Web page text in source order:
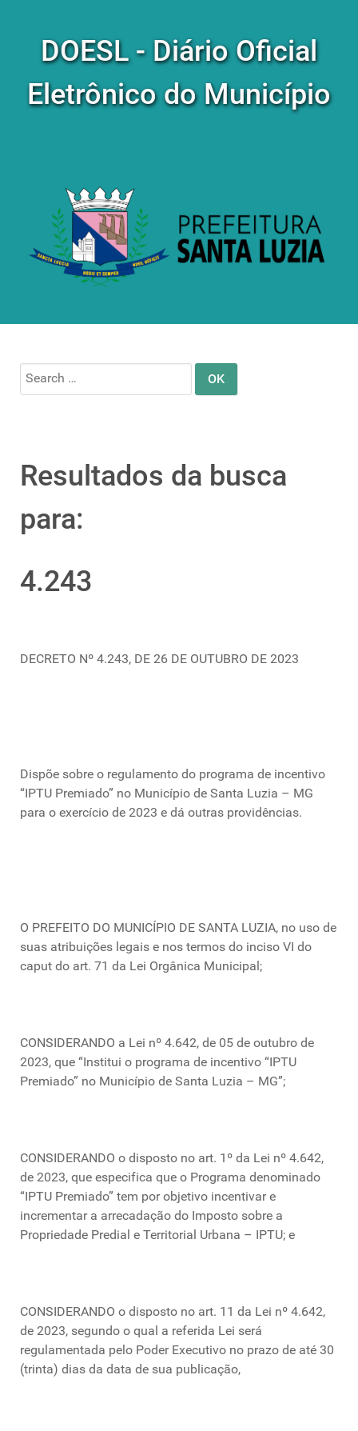
DOESL - Diário Oficial
Eletrônico do Município
Search
for:
Resultados da busca
para:
4.243
DECRETO Nº 4.243, DE 26 DE OUTUBRO DE 2023
Dispõe sobre o regulamento do programa de incentivo
“IPTU Premiado” no Município de Santa Luzia – MG
para o exercício de 2023 e dá outras providências.
O PREFEITO DO MUNICÍPIO DE SANTA LUZIA, no uso de
suas atribuições legais e nos termos do inciso VI do
caput do art. 71 da Lei Orgânica Municipal;
CONSIDERANDO a Lei nº 4.642, de 05 de outubro de
2023, que “Institui o programa de incentivo “IPTU
Premiado” no Município de Santa Luzia – MG”;
CONSIDERANDO o disposto no art. 1º da Lei nº 4.642,
de 2023, que especifica que o Programa denominado
“IPTU Premiado” tem por objetivo incentivar e
incrementar a arrecadação do Imposto sobre a
Propriedade Predial e Territorial Urbana – IPTU; e
CONSIDERANDO o disposto no art. 11 da Lei nº 4.642,
de 2023, segundo o qual a referida Lei será
regulamentada pelo Poder Executivo no prazo de até 30
(trinta) dias da data de sua publicação,